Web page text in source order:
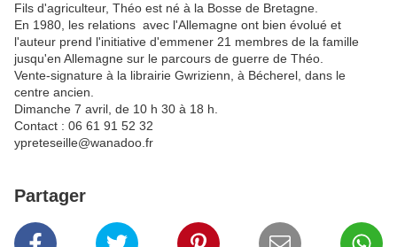
Fils d'agriculteur, Théo est né à la Bosse de Bretagne.
En 1980, les relations avec l'Allemagne ont bien évolué et
l'auteur prend l'initiative d'emmener 21 membres de la famille
jusqu'en Allemagne sur le parcours de guerre de Théo.
Vente-signature à la librairie Gwrizienn, à Bécherel, dans le
centre ancien.
Dimanche 7 avril, de 10 h 30 à 18 h.
Contact : 06 61 91 52 32
ypreteseille@wanadoo.fr
Partager